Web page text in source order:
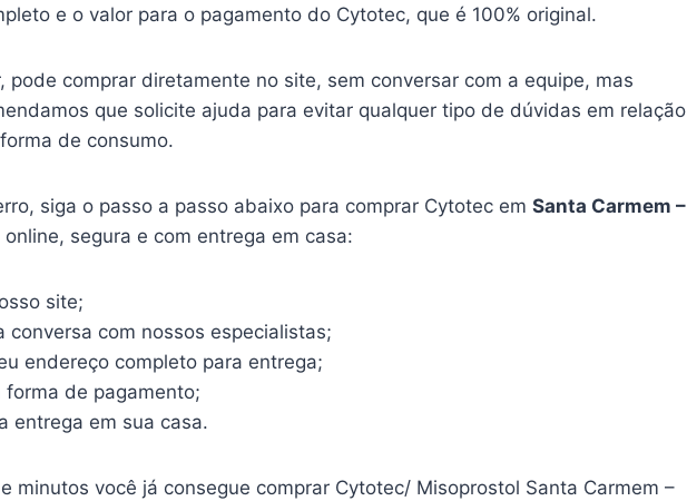
e o valor para o pagamento do Cytotec, que é 100% original.
pode comprar diretamente no site, sem conversar com a equipe, mas
que solicite ajuda para evitar qualquer tipo de dúvidas em relação
de consumo.
siga o passo a passo abaixo para comprar Cytotec em Santa Carmem –
segura e com entrega em casa:
site;
conversa com nossos especialistas;
endereço completo para entrega;
forma de pagamento;
entrega em sua casa.
minutos você já consegue comprar Cytotec/ Misoprostol Santa Carmem –